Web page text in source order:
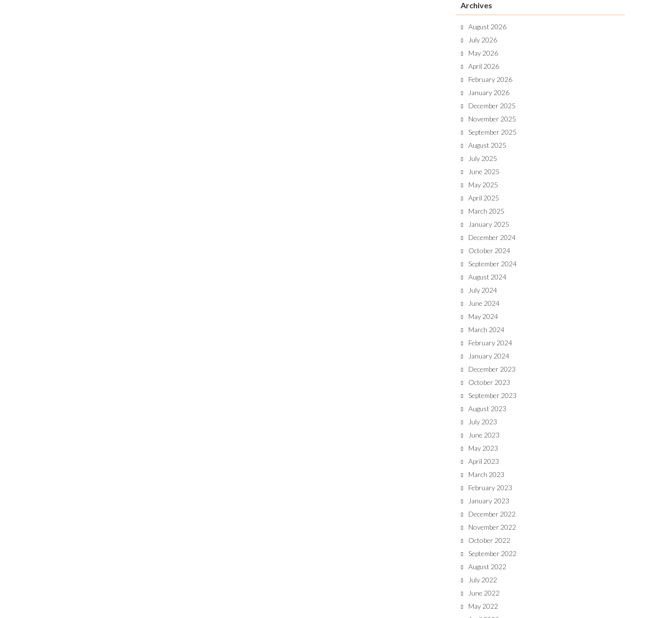
Archives
August 2026
July 2026
May 2026
April 2026
February 2026
January 2026
December 2025
November 2025
September 2025
August 2025
July 2025
June 2025
May 2025
April 2025
March 2025
January 2025
December 2024
October 2024
September 2024
August 2024
July 2024
June 2024
May 2024
March 2024
February 2024
January 2024
December 2023
October 2023
September 2023
August 2023
July 2023
June 2023
May 2023
April 2023
March 2023
February 2023
January 2023
December 2022
November 2022
October 2022
September 2022
August 2022
July 2022
June 2022
May 2022